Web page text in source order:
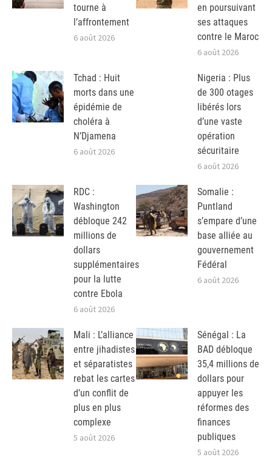
tourne à
l’affrontement
6 août 2026
en poursuivant
ses attaques
contre le Maroc
6 août 2026
Tchad : Huit
morts dans une
épidémie de
choléra à
N’Djamena
6 août 2026
Nigeria : Plus
de 300 otages
libérés lors
d’une vaste
opération
sécuritaire
6 août 2026
RDC :
Washington
débloque 242
millions de
dollars
supplémentaires
pour la lutte
contre Ebola
6 août 2026
Somalie :
Puntland
s’empare d’une
base alliée au
gouvernement
Fédéral
6 août 2026
Mali : L’alliance
entre jihadistes
et séparatistes
rebat les cartes
d’un conflit de
plus en plus
complexe
5 août 2026
Sénégal : La
BAD débloque
35,4 millions de
dollars pour
appuyer les
réformes des
finances
publiques
5 août 2026